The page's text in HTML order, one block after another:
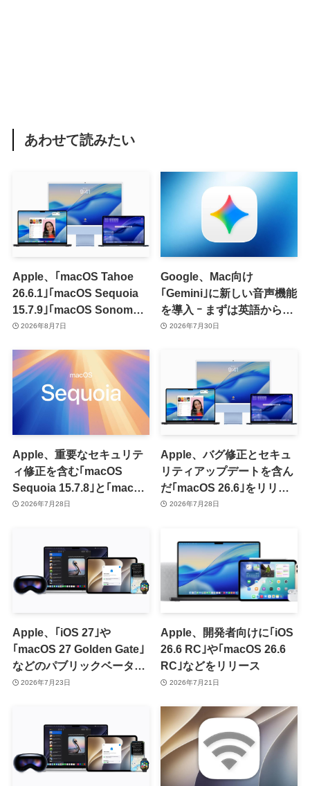
あわせて読みたい
Apple、｢macOS Tahoe
26.6.1｣｢macOS Sequoia
15.7.9｣｢macOS Sonoma
14.8.9｣をリリース ｰ 画面共
2026年8月7日
Google、Mac向け
｢Gemini｣に新しい音声機能
を導入 ｰ まずは英語から対
応2026年7月30日
Apple、重要なセキュリテ
ィ修正を含む｢macOS
Sequoia 15.7.8｣と｢macOS
Sonoma 14.8.8｣をリリー
2026年7月28日
Apple、バグ修正とセキュ
リティアップデートを含ん
だ｢macOS 26.6｣をリリー
ス2026年7月28日
Apple、｢iOS 27｣や
｢macOS 27 Golden Gate｣
などのパブリックベータ2
を提供開始
2026年7月23日
Apple、開発者向けに｢iOS
26.6 RC｣や｢macOS 26.6
RC｣などをリリース
2026年7月21日